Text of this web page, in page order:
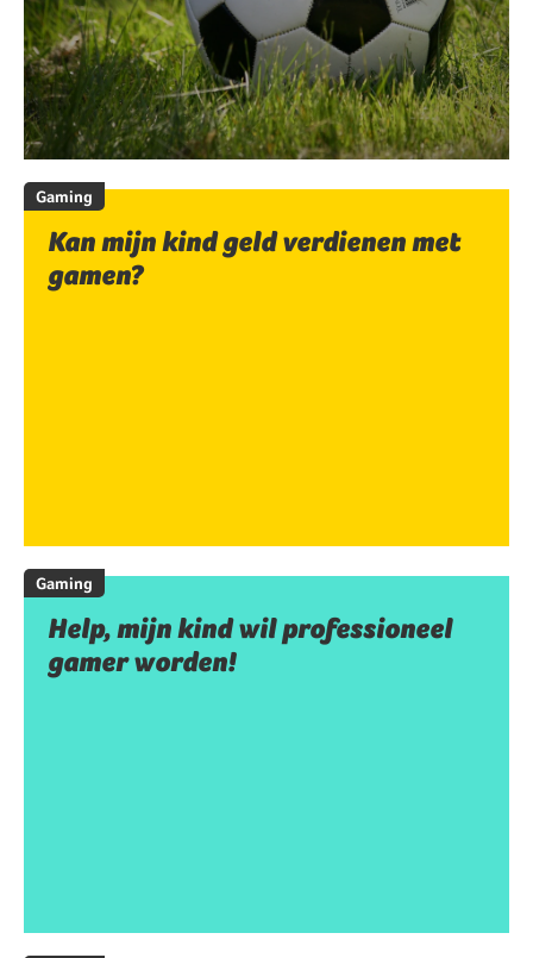
Gaming
Kan mijn kind geld verdienen met
gamen?
Gaming
Help, mijn kind wil professioneel
gamer worden!